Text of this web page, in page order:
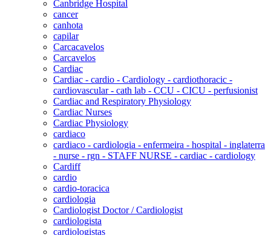
Canbridge Hospital
cancer
canhota
capilar
Carcacavelos
Carcavelos
Cardiac
Cardiac - cardio - Cardiology - cardiothoracic -
cardiovascular - cath lab - CCU - CICU - perfusionist
Cardiac and Respiratory Physiology
Cardiac Nurses
Cardiac Physiology
cardiaco
cardiaco - cardiologia - enfermeira - hospital - inglaterra
- nurse - rgn - STAFF NURSE - cardiac - cardiology
Cardiff
cardio
cardio-toracica
cardiologia
Cardiologist Doctor / Cardiologist
cardiologista
cardiologistas